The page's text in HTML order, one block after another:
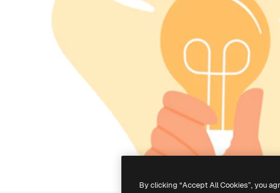
By clicking “Accept All Cookies”, you